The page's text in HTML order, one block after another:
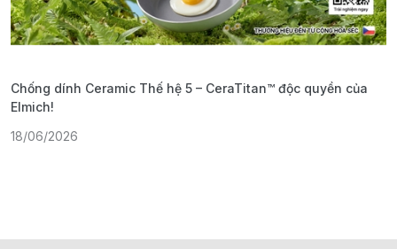
Chống dính Ceramic Thế hệ 5 – CeraTitan™ độc quyền của
Elmich!
18/06/2026